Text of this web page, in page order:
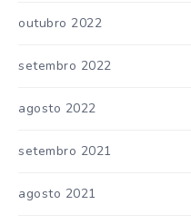
outubro 2022
setembro 2022
agosto 2022
setembro 2021
agosto 2021